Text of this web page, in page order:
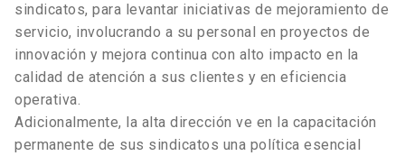
sindicatos, para levantar iniciativas de mejoramiento de
servicio, involucrando a su personal en proyectos de
innovación y mejora continua con alto impacto en la
calidad de atención a sus clientes y en eficiencia
operativa.
Adicionalmente, la alta dirección ve en la capacitación
permanente de sus sindicatos una política esencial